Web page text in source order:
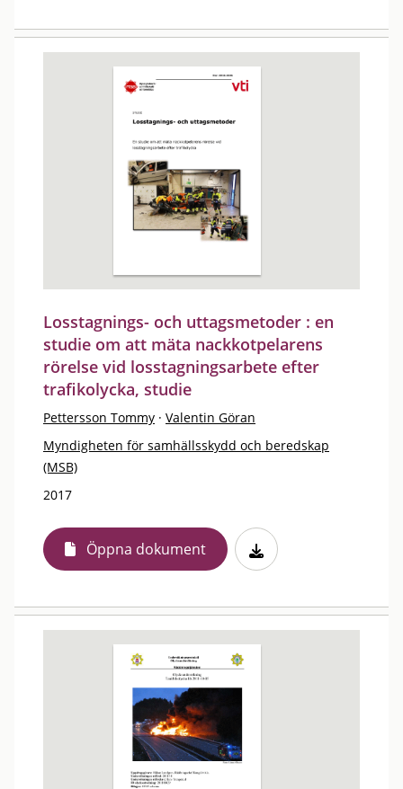
Losstagnings- och uttagsmetoder : en
studie om att mäta nackkotpelarens
rörelse vid losstagningsarbete efter
trafikolycka, studie
Pettersson Tommy · Valentin Göran
Myndigheten för samhällsskydd och beredskap
(MSB)
2017
Öppna dokument